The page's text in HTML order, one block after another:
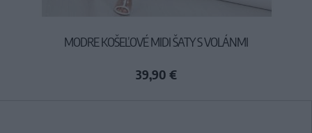
MODRE KOŠEĽOVÉ MIDI ŠATY S VOLÁNMI
39,90 €